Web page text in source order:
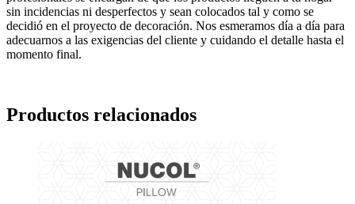
sin incidencias ni desperfectos y sean colocados tal y como se
decidió en el proyecto de decoración. Nos esmeramos día a día para
adecuarnos a las exigencias del cliente y cuidando el detalle hasta el
momento final.
Productos relacionados